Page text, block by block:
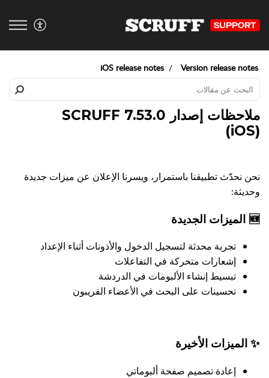
Version release notes
iOS release notes
ملاحظات إصدار SCRUFF 7.53.0
(iOS)
نحن نحدّث تطبيقنا باستمرار، ويسرنا الإعلان عن ميزات جديدة
وحديثة:
🆕 الميزات الجديدة
تجربة محدثة لتسجيل الدخول والأذونات أثناء الإعداد
إشعارات متحركة في التفاعلات
تبسيط إنشاء الألبومات في الدردشة
تحسينات على البحث في الأعضاء القريبون
✨ الميزات الأخيرة
إعادة تصميم صفحة ألبوماتي